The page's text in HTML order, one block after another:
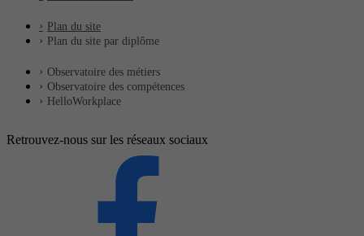
Plan du site
Plan du site par diplôme
Observatoire des métiers
Observatoire des compétences
HelloWorkplace
Retrouvez-nous sur les réseaux sociaux